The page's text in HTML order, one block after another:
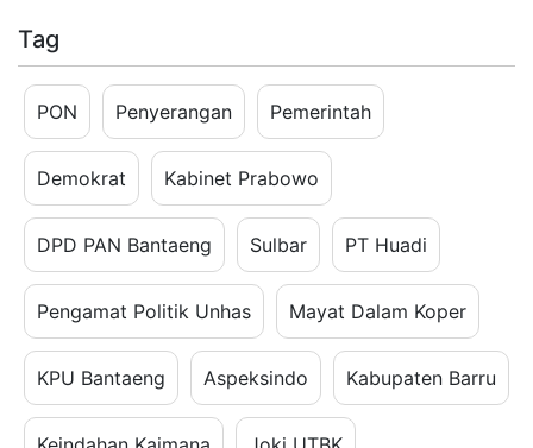
Tag
PON Penyerangan Pemerintah
Demokrat Kabinet Prabowo
DPD PAN Bantaeng Sulbar PT Huadi
Pengamat Politik Unhas Mayat Dalam Koper
KPU Bantaeng Aspeksindo Kabupaten Barru